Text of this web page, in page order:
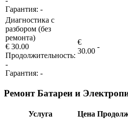
Гарантия: -
Диагностика с
разбором (без
ремонта)
€ 30.00
Продолжительность:
-
Гарантия: -
€
30.00
-
Ремонт Батареи и
Услуга Цена